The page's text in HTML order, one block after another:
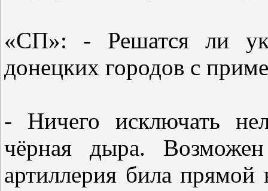
«СП»: - Решатся ли
донецких городов с
- Ничего исключать
чёрная дыра.
артиллерия била